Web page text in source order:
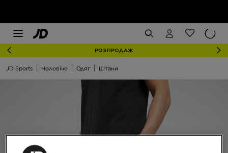
РОЗПРОДАЖ
JD Sports Чоловіче Одяг Штани